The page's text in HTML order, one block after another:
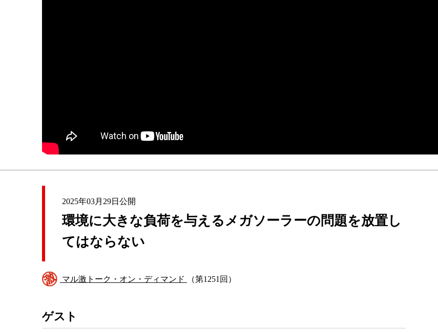
2025年03月29日公開
環境に大きな負荷を与えるメガソーラーの問題を放置し
てはならない
マル激トーク・オン・ディマンド （第1251回）
ゲスト